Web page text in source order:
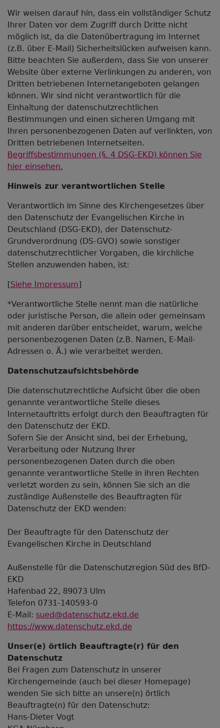
Wir weisen darauf hin, dass ein vollständiger Schutz
Ihrer Daten vor dem Zugriff durch Dritte nicht
möglich ist, da die Datenübertragung im Internet
(z.B. über E-Mail) Sicherheitslücken aufweisen kann.
Bitte beachten Sie außerdem, dass Sie von unserer
Website über externe Verlinkungen zu anderen, von
Dritten betriebenen Internetangeboten gelangen
können. Wir sind nicht verantwortlich für die
Einhaltung der datenschutzrechtlichen
Bestimmungen und einen sicheren Umgang mit
Ihren personenbezogenen Daten auf verlinkten, von
Dritten betriebenen Internetseiten.
Begriffsbestimmungen (§. 4 DSG-EKD) können Sie
hier einsehen.
Hinweis zur verantwortlichen Stelle
Verantwortlich im Sinne des Kirchengesetzes über
den Datenschutz der Evangelischen Kirche in
Deutschland (DSG-EKD), der Datenschutz-
Grundverordnung (DS-GVO) sowie sonstiger
datenschutzrechtlicher Vorgaben, die kirchliche
Stellen anzuwenden haben, ist:
[Siehe Impressum]
*Verantwortliche Stelle nennt man die natürliche
oder juristische Person, die allein oder gemeinsam
mit anderen darüber entscheidet, warum, welche
personenbezogenen Daten (z.B. Namen, E-Mail-
Adressen o. Ä.) wie verarbeitet werden.
Datenschutzaufsichtsbehörde
Die datenschutzrechtliche Aufsicht über die oben
genannte verantwortliche Stelle dieses
Internetauftritts erfolgt durch den Beauftragten für
den Datenschutz der EKD.
Sofern Sie der Ansicht sind, bei der Erhebung,
Verarbeitung oder Nutzung Ihrer
personenbezogenen Daten durch die oben
genannte verantwortliche Stelle in ihren Rechten
verletzt worden zu sein, können Sie sich an die
zuständige Außenstelle des Beauftragten für
Datenschutz der EKD wenden:
Der Beauftragte für den Datenschutz der
Evangelischen Kirche in Deutschland
Außenstelle für die Datenschutzregion Süd des BfD-
EKD
Hafenbad 22, 89073 Ulm
Telefon 0731-140593-0
E-Mail: sued@datenschutz.ekd.de
https://www.datenschutz.ekd.de
Unser(e) örtlich Beauftragte(r) für den
Datenschutz
Bei Fragen zum Datenschutz in unserer
Kirchengemeinde (auch bei dieser Homepage)
wenden Sie sich bitte an unsere(n) örtlich
Beauftragte(n) für den Datenschutz:
Hans-Dieter Vogt